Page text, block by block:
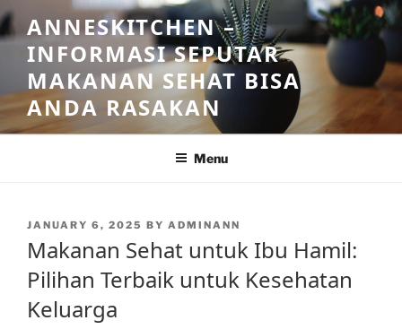
Skip
to
content
ANNESKITCHEN –
INFORMASI SEPUTAR
MAKANAN SEHAT BISA
ANDA RASAKAN
Menu
POSTED
JANUARY 6, 2025 BY ADMINANN
Makanan Sehat untuk Ibu Hamil:
Pilihan Terbaik untuk Kesehatan
Keluarga